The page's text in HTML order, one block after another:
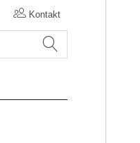
Kontakt